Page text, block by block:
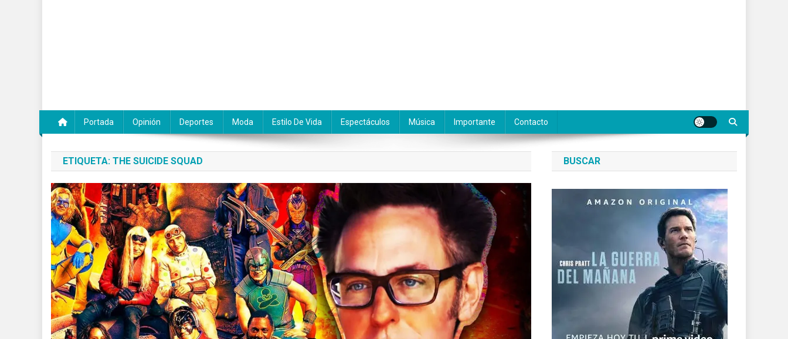
Portada Opinión Deportes Moda Estilo De Vida Espectáculos Música Importante Contacto
ETIQUETA: THE SUICIDE SQUAD BUSCAR